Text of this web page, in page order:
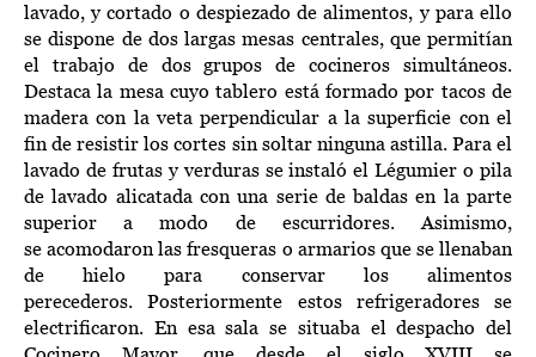
lavado, y cortado o despiezado de alimentos, y para ello
se dispone de dos largas mesas centrales, que permitían
el trabajo de dos grupos de cocineros
simultáneos.
Destaca la mesa cuyo tablero está formado por tacos de
madera con la veta perpendicular a la superficie con el
fin de resistir los cortes sin soltar ninguna astilla. Para el
lavado de frutas y verduras se instaló el Légumier o pila
de lavado alicatada con una serie de baldas en la parte
superior
a modo de escurridores. Asimismo,
se acomodaron las fresqueras o armarios que se llenaban
de hielo para conservar los alimentos
perecederos.
Posteriormente estos refrigeradores se
electrificaron. En esa sala se situaba el despacho del